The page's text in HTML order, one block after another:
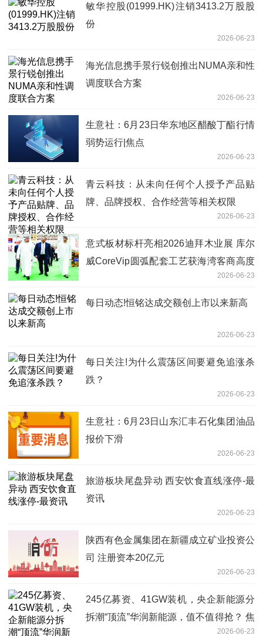
敏华控股(01999.HK)注销3413.2万股股
份
2026-06-23
海光信息携手景行锐创推出NUMA亲和性
调度联合方案
2026-06-23
生意社：6月23日华东地区醋酸丁酯行情
弱势运行|焦点
2026-06-23
青云科技：从未向任何个人授予产品贴
牌、品牌授权、合作经营等相关权限
2026-06-23
意式板材标杆亮相2026迪拜木业展 库尔
威CoreVip圆弧配套工艺获海湾客商高度
2026-06-23
每日动态!恒铭达成交额创上市以来新高
2026-06-23
每日关注!为什么震荡区间要避免追涨杀
跌？
2026-06-23
生意社：6月23日山东汇丰石化集团油品
报价下滑
2026-06-23
旅游板块尾盘异动 西安饮食直线涨停-最
资讯
2026-06-23
陕西有色金属集团在新疆成立矿业投资公
司 注册资本20亿元
2026-06-23
245亿募资、41GW装机，央企新能源分
拆潮“顶流”华润新能源，值不值得抢？ 焦
2026-06-23